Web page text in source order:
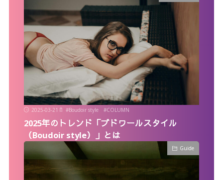
2025-03-21 #Boudoir style #COLUMN
2025年のトレンド「ブドワールスタイル
（Boudoir style）」とは
Guide